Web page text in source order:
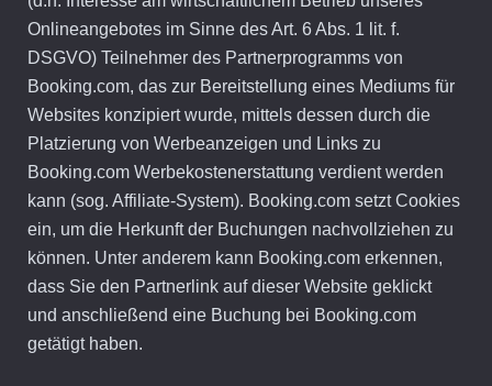
Onlineangebotes im Sinne des Art. 6 Abs. 1 lit. f.
DSGVO) Teilnehmer des Partnerprogramms von
Booking.com, das zur Bereitstellung eines Mediums für
Websites konzipiert wurde, mittels dessen durch die
Platzierung von Werbeanzeigen und Links zu
Booking.com Werbekostenerstattung verdient werden
kann (sog. Affiliate-System). Booking.com setzt Cookies
ein, um die Herkunft der Buchungen nachvollziehen zu
können. Unter anderem kann Booking.com erkennen,
dass Sie den Partnerlink auf dieser Website geklickt
und anschließend eine Buchung bei Booking.com
getätigt haben.